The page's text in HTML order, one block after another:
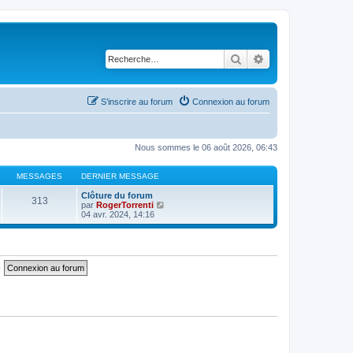
Rechercher
Connexion au forum
S’inscrire au forum
Nous sommes le 06 août 2026, 06:43
MESSAGES DERNIER MESSAGE
313
Clôture du forum
par RogerTorrenti
i
r
04 avr. 2024, 14:16